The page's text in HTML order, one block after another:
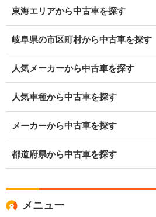
東海エリアから中古車を探す
岐阜県の市区町村から中古車を探す
人気メーカーから中古車を探す
人気車種から中古車を探す
メーカーから中古車を探す
都道府県から中古車を探す
メニュー